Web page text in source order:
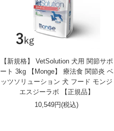
【新規格】 VetSolution 犬用 関節サポ
ート 3kg 【Monge】 療法食 関節炎 ベ
ッツソリューション 犬 フード モンジ
エスジーラボ 【正規品】
10,549円(税込)